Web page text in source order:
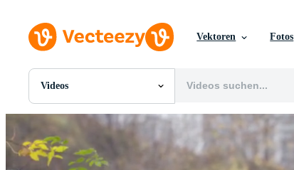
Vektoren Fotos
Videos
Alle Bilder
PNGs
PSDs
SVGs